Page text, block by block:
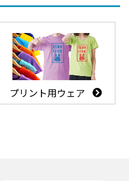
プリント用ウェア